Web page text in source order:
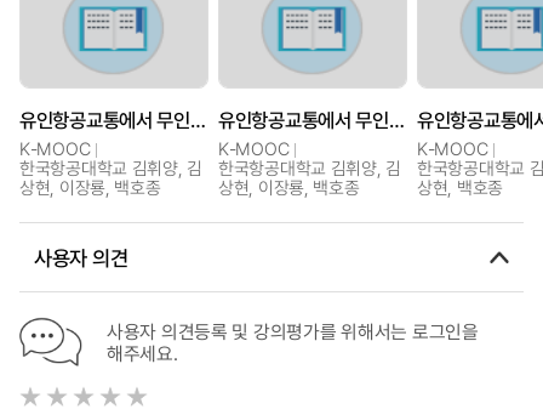
유인항공교통에서 무인항공교통으로
K-MOOC
한국항공대학교 김휘양, 김
상현, 이장룡, 백호종
유인항공교통에서 무인항공교통으로
K-MOOC
한국항공대학교 김휘양, 김
상현, 이장룡, 백호종
K-MOOC
한국항공대학교
상현, 백호종
사용자 의견
사용자 의견등록 및 강의평가를 위해서는 로그인을
해주세요.